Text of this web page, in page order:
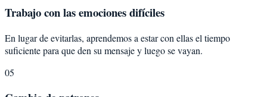
Trabajo con las emociones difíciles
En lugar de evitarlas, aprendemos a estar con ellas el tiempo
suficiente para que den su mensaje y luego se vayan.
05